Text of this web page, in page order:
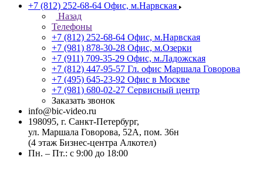
+7 (812) 252-68-64 Офис, м.Нарвская
Назад
Телефоны
+7 (812) 252-68-64 Офис, м.Нарвская
+7 (981) 878-30-28 Офис, м.Озерки
+7 (911) 709-35-29 Офис, м.Ладожская
+7 (812) 447-95-57 Гл. офис Маршала Говорова
+7 (495) 645-23-92 Офис в Москве
+7 (981) 680-02-27 Сервисный центр
Заказать звонок
info@bic-video.ru
198095, г. Санкт-Петербург,
ул. Маршала Говорова, 52А, пом. 36н
(4 этаж Бизнес-центра Алкотел)
Пн. – Пт.: с 9:00 до 18:00